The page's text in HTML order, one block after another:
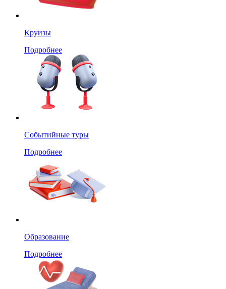
Круизы
Подробнее
Событийные туры
Подробнее
Образование
Подробнее